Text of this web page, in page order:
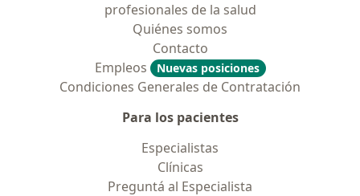
profesionales de la salud
Quiénes somos
Contacto
Empleos
Nuevas posiciones
Condiciones Generales de Contratación
Para los pacientes
Especialistas
Clínicas
Preguntá al Especialista